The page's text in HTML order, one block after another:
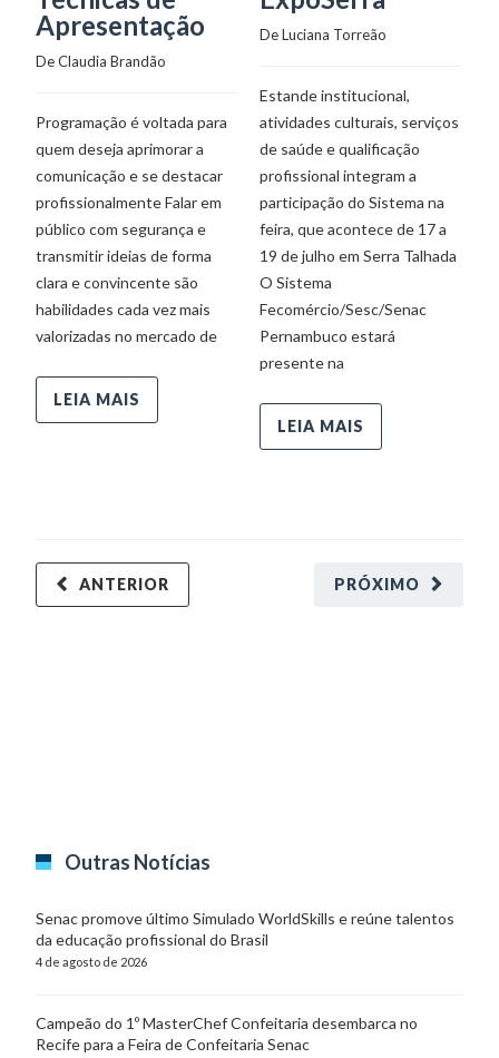
Apresentação
De Claudia Brandão
Programação é voltada para
quem deseja aprimorar a
comunicação e se destacar
profissionalmente Falar em
público com segurança e
transmitir ideias de forma
clara e convincente são
habilidades cada vez mais
valorizadas no mercado de
LEIA MAIS
De Luciana Torreão
Estande institucional,
atividades culturais, serviços
de saúde e qualificação
profissional integram a
participação do Sistema na
feira, que acontece de 17 a
19 de julho em Serra Talhada
O Sistema
Fecomércio/Sesc/Senac
Pernambuco estará
presente na
LEIA MAIS
PRÓXIMO
ANTERIOR
Outras Notícias
Senac promove último Simulado WorldSkills e reúne talentos
da educação profissional do Brasil
4 de agosto de 2026
Campeão do 1º MasterChef Confeitaria desembarca no
Recife para a Feira de Confeitaria Senac